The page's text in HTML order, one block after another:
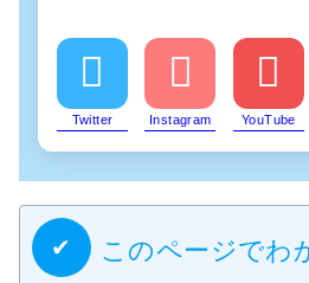
Twitter Instagram YouTube
このページでわ